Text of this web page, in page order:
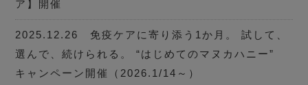
ア】開催
2025.12.26 免疫ケアに寄り添う1か月。 試して、
選んで、続けられる。 “はじめてのマヌカハニー”
キャンペーン開催（2026.1/14～）